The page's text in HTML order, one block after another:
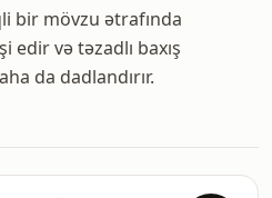
bir mövzu ətrafında
edir və təzadlı baxış
da dadlandırır.